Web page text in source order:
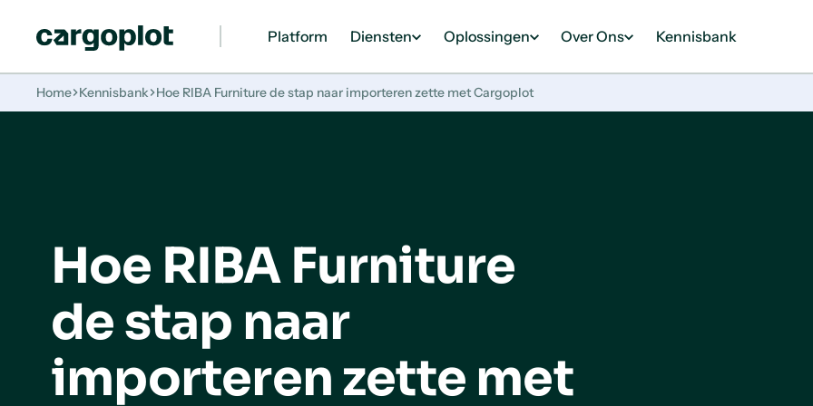
Platform Diensten Oplossingen Over Ons Kennisbank
Home Kennisbank Hoe RIBA Furniture de stap naar importeren zette met Cargoplot
Hoe RIBA Furniture
de stap naar
importeren zette met